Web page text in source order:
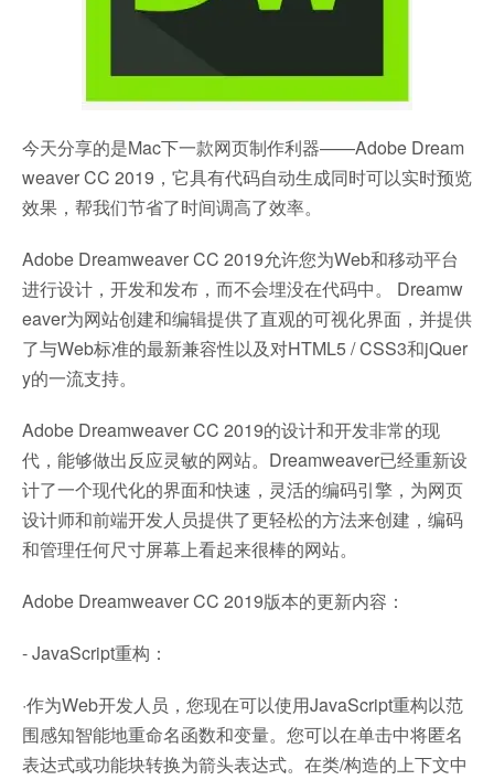
今天分享的是Mac下一款网页制作利器——Adobe Dream
weaver CC 2019，它具有代码自动生成同时可以实时预览
效果，帮我们节省了时间调高了效率。
Adobe Dreamweaver CC 2019允许您为Web和移动平台
进行设计，开发和发布，而不会埋没在代码中。 Dreamw
eaver为网站创建和编辑提供了直观的可视化界面，并提供
了与Web标准的最新兼容性以及对HTML5 / CSS3和jQuer
y的一流支持。
Adobe Dreamweaver CC 2019的设计和开发非常的现
代，能够做出反应灵敏的网站。Dreamweaver已经重新设
计了一个现代化的界面和快速，灵活的编码引擎，为网页
设计师和前端开发人员提供了更轻松的方法来创建，编码
和管理任何尺寸屏幕上看起来很棒的网站。
Adobe Dreamweaver CC 2019版本的更新内容：
- JavaScript重构：
·作为Web开发人员，您现在可以使用JavaScript重构以范
围感知智能地重命名函数和变量。您可以在单击中将匿名
表达式或功能块转换为箭头表达式。在类/构造的上下文中